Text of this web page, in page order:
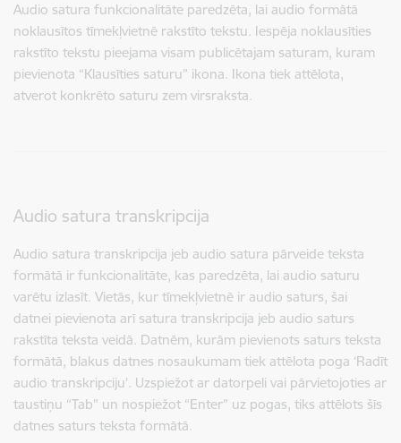
Audio satura funkcionalitāte paredzēta, lai audio formātā
noklausītos tīmekļvietnē rakstīto tekstu. Iespēja noklausīties
rakstīto tekstu pieejama visam publicētajam saturam, kuram
pievienota “Klausīties saturu” ikona. Ikona tiek attēlota,
atverot konkrēto saturu zem virsraksta.
Audio satura transkripcija
Audio satura transkripcija jeb audio satura pārveide teksta
formātā ir funkcionalitāte, kas paredzēta, lai audio saturu
varētu izlasīt. Vietās, kur tīmekļvietnē ir audio saturs, šai
datnei pievienota arī satura transkripcija jeb audio saturs
rakstīta teksta veidā. Datnēm, kurām pievienots saturs teksta
formātā, blakus datnes nosaukumam tiek attēlota poga ‘Radīt
audio transkripciju’. Uzspiežot ar datorpeli vai pārvietojoties ar
taustiņu “Tab” un nospiežot “Enter” uz pogas, tiks attēlots šīs
datnes saturs teksta formātā.